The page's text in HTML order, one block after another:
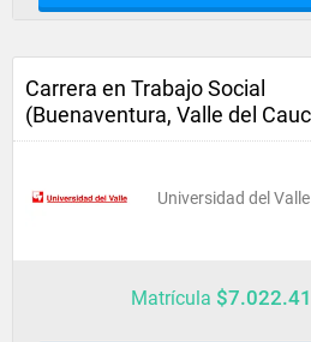
Carrera en Trabajo Social
(Buenaventura, Valle del
Universidad del Valle
Matrícula